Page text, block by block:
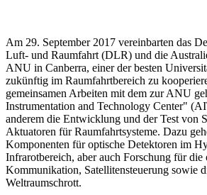
Am 29. September 2017 vereinbarten das
Luft- und Raumfahrt (DLR) und die
ANU in Canberra, einer der besten
zukünftig im Raumfahrtbereich zu
gemeinsamen Arbeiten mit dem zur ANU
Instrumentation and Technology Center"
anderem die Entwicklung und der Test von
Aktuatoren für Raumfahrtsysteme. Dazu
Komponenten für optische Detektoren im
Infrarotbereich, aber auch Forschung für die
Kommunikation, Satellitensteuerung sowie
Weltraumschrott.